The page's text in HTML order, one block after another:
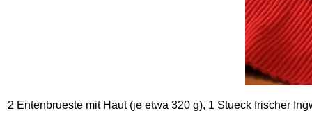
2 Entenbrueste mit Haut (je etwa 320 g), 1 Stueck frischer